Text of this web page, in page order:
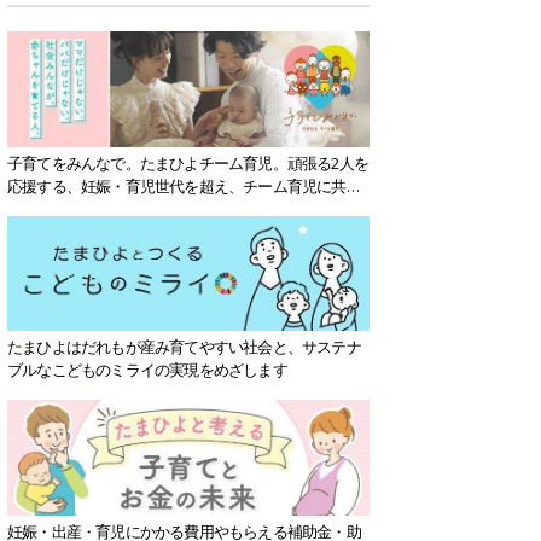
子育てをみんなで。たまひよチーム育児。頑張る2人を
応援する、妊娠・育児世代を超え、チーム育児に共感
たまひよはだれもが産み育てやすい社会と、サステナ
ブルなこどものミライの実現をめざします
妊娠・出産・育児にかかる費用やもらえる補助金・助